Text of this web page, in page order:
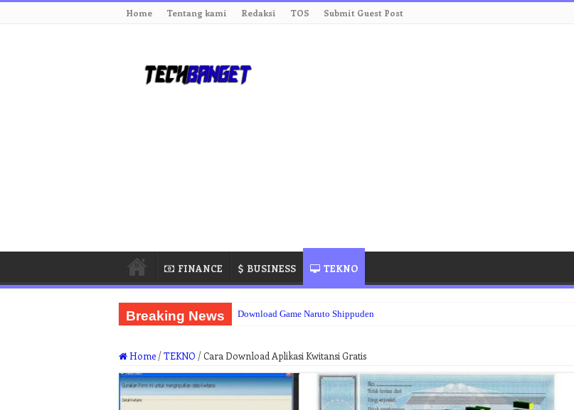
Home Tentang kami Redaksi TOS Submit Guest Post
FINANCE BUSINESS TEKNO
Breaking News Download Game Naruto Shippuden
Home /TEKNO /Cara Download Aplikasi Kwitansi Gratis